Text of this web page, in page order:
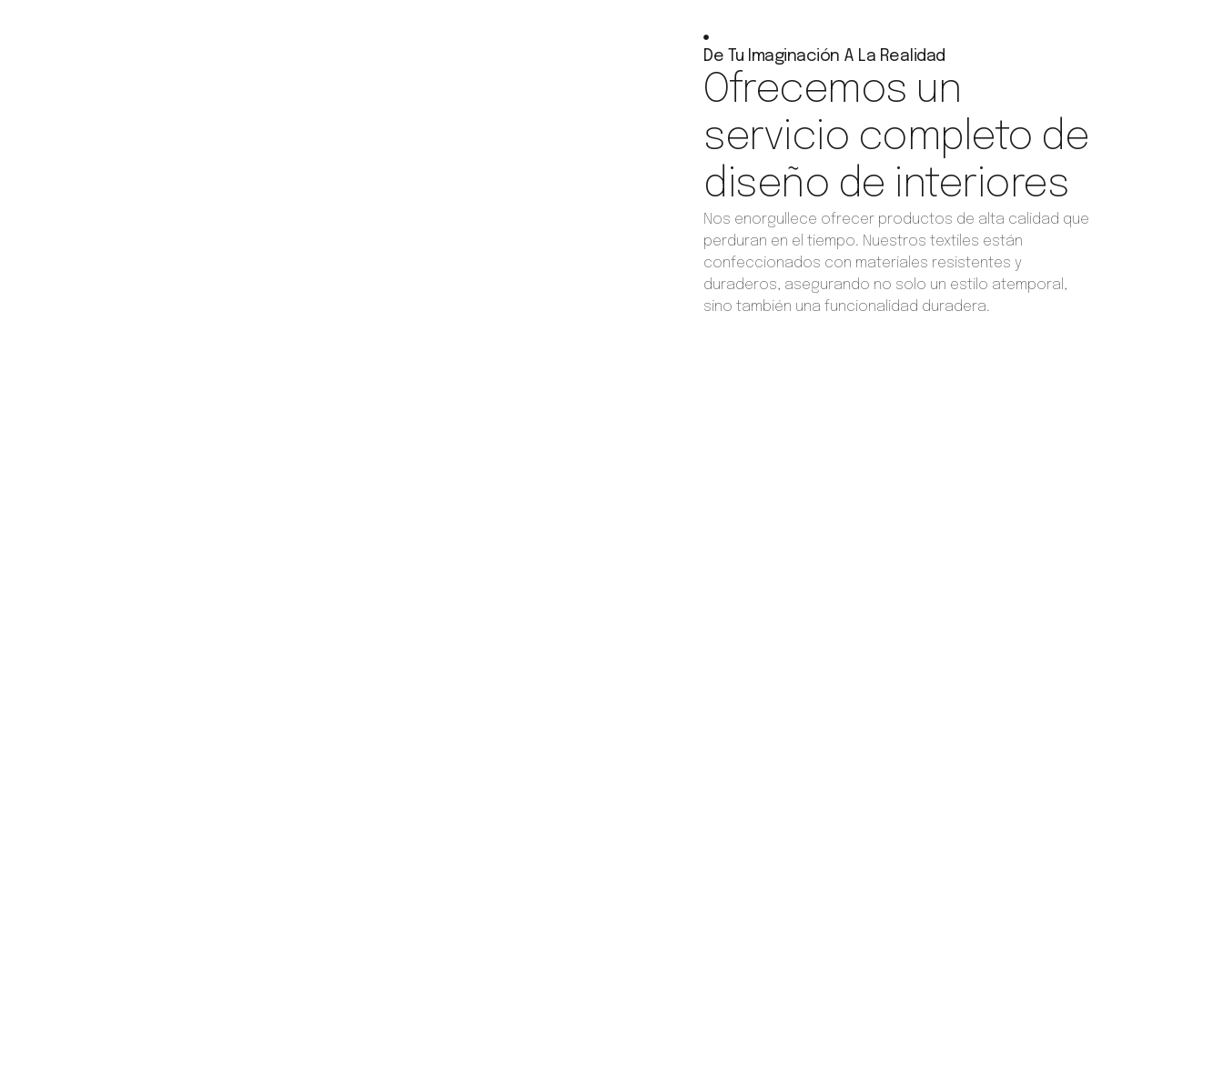
De Tu Imaginación A La Realidad
Ofrecemos un
servicio completo de
diseño de interiores
Nos enorgullece ofrecer productos de alta calidad que
perduran en el tiempo. Nuestros textiles están
confeccionados con materiales resistentes y
duraderos, asegurando no solo un estilo atemporal,
sino también una funcionalidad duradera.